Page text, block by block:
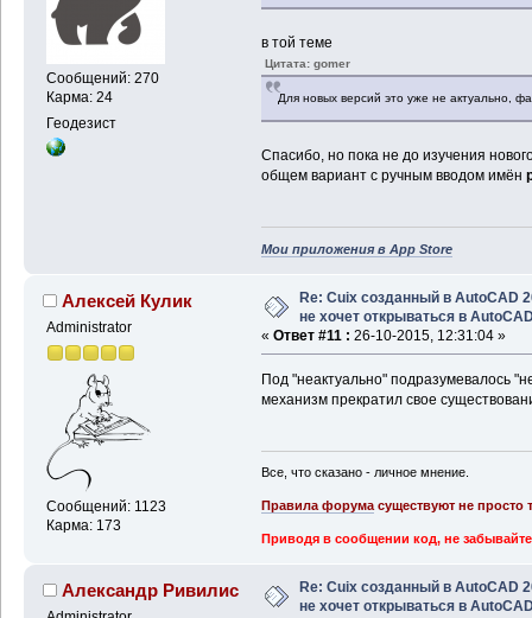
Сообщений: 270
Карма: 24
Геодезист
в той теме
Цитата: gomer
Для новых версий это уже не актуально,
Спасибо, но пока не до изучения
общем вариант с ручным вводом имён
Мои приложения в App Store
Алексей Кулик
Administrator
Сообщений: 1123
Карма: 173
Re: Cuix созданный в AutoCAD
не хочет открываться в
« Ответ #11 : 26-10-2015, 12:31:04 »
Под "неактуально" подразумевалось
механизм прекратил свое
Все, что сказано - личное мнение.
Правила форумасуществуют не просто
Приводя в сообщении код, не
Александр Ривилис
Re: Cuix созданный в AutoCAD
не хочет открываться в